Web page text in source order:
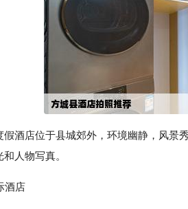
假酒店位于县城郊外，环境幽静，风景
和人物写真。
酒店